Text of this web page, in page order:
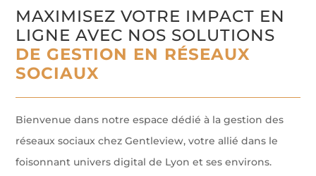
MAXIMISEZ VOTRE IMPACT EN
LIGNE AVEC NOS SOLUTIONS
DE GESTION EN RÉSEAUX
SOCIAUX
Bienvenue dans notre espace dédié à la gestion des
réseaux sociaux chez Gentleview, votre allié dans le
foisonnant univers digital de Lyon et ses environs.